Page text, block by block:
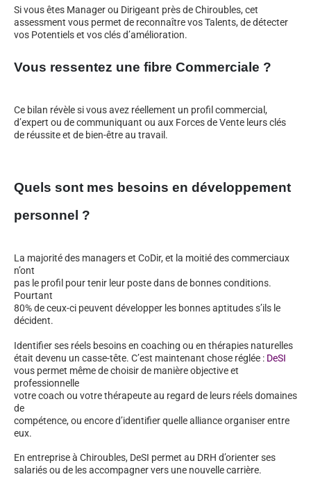
Si vous êtes Manager ou Dirigeant près de Chiroubles, cet
assessment vous permet de reconnaître vos Talents, de détecter
vos Potentiels et vos clés d’amélioration.
Vous ressentez une fibre Commerciale ?
Ce bilan révèle si vous avez réellement un profil commercial,
d’expert ou de communiquant ou aux Forces de Vente leurs clés
de réussite et de bien-être au travail.
Quels sont mes besoins en développement
personnel ?
La majorité des managers et CoDir, et la moitié des commerciaux
n’ont
pas le profil pour tenir leur poste dans de bonnes conditions.
Pourtant
80% de ceux-ci peuvent développer les bonnes aptitudes s’ils le
décident.
Identifier ses réels besoins en coaching ou en thérapies naturelles
était devenu un casse-tête. C’est maintenant chose réglée : DeSI
vous permet même de choisir de manière objective et
professionnelle
votre coach ou votre thérapeute au regard de leurs réels domaines
de
compétence, ou encore d’identifier quelle alliance organiser entre
eux.
En entreprise à Chiroubles, DeSI permet au DRH d’orienter ses
salariés ou de les accompagner vers une nouvelle carrière.